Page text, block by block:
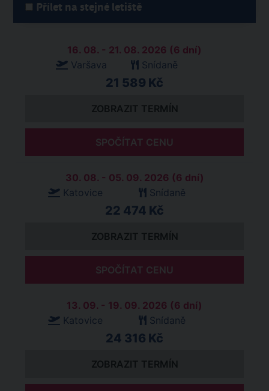
Přílet na stejné letiště
16. 08. - 21. 08. 2026 (6 dní)
Varšava
Snídaně
21 589 Kč
ZOBRAZIT TERMÍN
SPOČÍTAT CENU
30. 08. - 05. 09. 2026 (6 dní)
Katovice
Snídaně
22 474 Kč
ZOBRAZIT TERMÍN
SPOČÍTAT CENU
13. 09. - 19. 09. 2026 (6 dní)
Katovice
Snídaně
24 316 Kč
ZOBRAZIT TERMÍN